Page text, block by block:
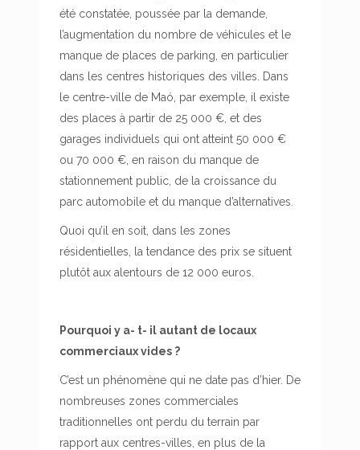
été constatée, poussée par la demande,
l’augmentation du nombre de véhicules et le
manque de places de parking, en particulier
dans les centres historiques des villes. Dans
le centre-ville de Maó, par exemple, il existe
des places à partir de 25 000 €, et des
garages individuels qui ont atteint 50 000 €
ou 70 000 €, en raison du manque de
stationnement public, de la croissance du
parc automobile et du manque d’alternatives.
Quoi qu’il en soit, dans les zones
résidentielles, la tendance des prix se situent
plutôt aux alentours de 12 000 euros.
Pourquoi y a- t- il autant de locaux
commerciaux vides ?
C’est un phénomène qui ne date pas d’hier. De
nombreuses zones commerciales
traditionnelles ont perdu du terrain par
rapport aux centres-villes, en plus de la